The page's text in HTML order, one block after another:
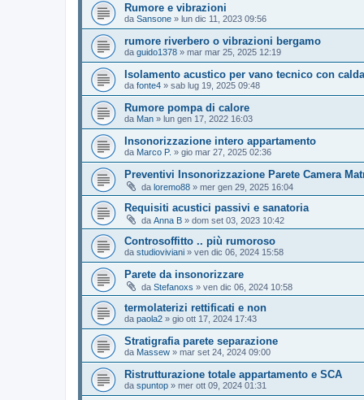
Rumore e vibrazioni
da Sansone » lun dic 11, 2023 09:56
rumore riverbero o vibrazioni bergamo
da guido1378 » mar mar 25, 2025 12:19
Isolamento acustico per vano tecnico con
da fonte4 » sab lug 19, 2025 09:48
Rumore pompa di calore
da Man » lun gen 17, 2022 16:03
Insonorizzazione intero appartamento
da Marco P. » gio mar 27, 2025 02:36
Preventivi Insonorizzazione Parete Camera
da loremo88 » mer gen 29, 2025 16:04
Requisiti acustici passivi e sanatoria
da Anna B » dom set 03, 2023 10:42
Controsoffitto .. più rumoroso
da studioviviani » ven dic 06, 2024 15:58
Parete da insonorizzare
da Stefanoxs » ven dic 06, 2024 10:58
termolaterizi rettificati e non
da paola2 » gio ott 17, 2024 17:43
Stratigrafia parete separazione
da Massew » mar set 24, 2024 09:00
Ristrutturazione totale appartamento e SCA
da spuntop » mer ott 09, 2024 01:31